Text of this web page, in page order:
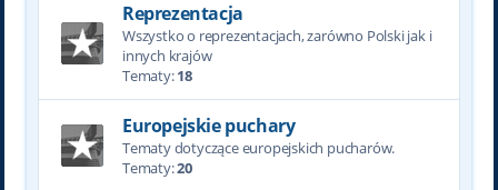
Reprezentacja
Wszystko o reprezentacjach, zarówno Polski jak i
innych krajów
Tematy:18
Europejskie puchary
Tematy dotyczące europejskich pucharów.
Tematy:20